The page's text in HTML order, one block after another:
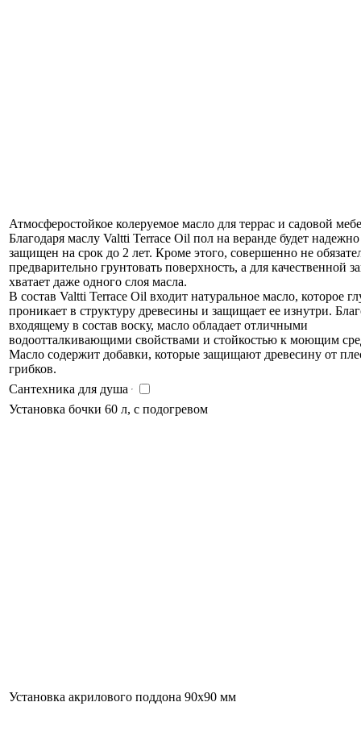
Атмосферостойкое колеруемое масло для террас и садовой
Благодаря маслу Valtti Terrace Oil пол на веранде будет надежно
защищен на срок до 2 лет. Кроме этого, совершенно не
предварительно грунтовать поверхность, а для качественной
хватает даже одного слоя масла.
В состав Valtti Terrace Oil входит натуральное масло, которое
проникает в структуру древесины и защищает ее изнутри.
входящему в состав воску, масло обладает отличными
водоотталкивающими свойствами и стойкостью к моющим
Масло содержит добавки, которые защищают древесину от
грибков.
Сантехника для душа
Установка бочки 60 л, с подогревом
Установка акрилового поддона 90х90 мм